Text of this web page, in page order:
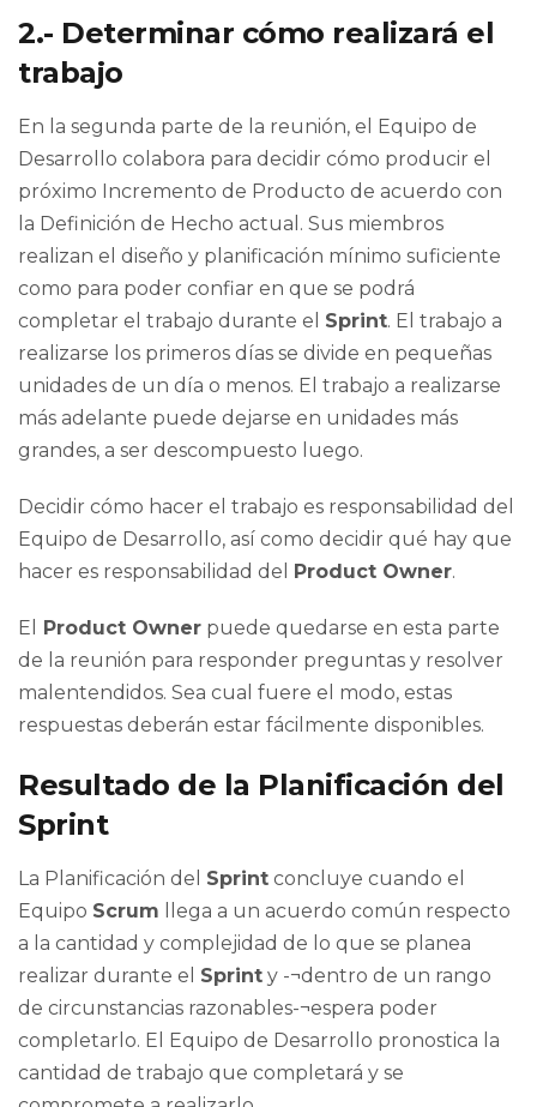
2.- Determinar cómo realizará el
trabajo
En la segunda parte de la reunión, el Equipo de
Desarrollo colabora para decidir cómo producir el
próximo Incremento de Producto de acuerdo con
la Definición de Hecho actual. Sus miembros
realizan el diseño y planificación mínimo suficiente
como para poder confiar en que se podrá
completar el trabajo durante el Sprint. El trabajo a
realizarse los primeros días se divide en pequeñas
unidades de un día o menos. El trabajo a realizarse
más adelante puede dejarse en unidades más
grandes, a ser descompuesto luego.
Decidir cómo hacer el trabajo es responsabilidad del
Equipo de Desarrollo, así como decidir qué hay que
hacer es responsabilidad del Product Owner.
El Product Owner puede quedarse en esta parte
de la reunión para responder preguntas y resolver
malentendidos. Sea cual fuere el modo, estas
respuestas deberán estar fácilmente disponibles.
Resultado de la Planificación del
Sprint
La Planificación del Sprint concluye cuando el
Equipo Scrum llega a un acuerdo común respecto
a la cantidad y complejidad de lo que se planea
realizar durante el Sprint y -¬dentro de un rango
de circunstancias razonables-¬espera poder
completarlo. El Equipo de Desarrollo pronostica la
cantidad de trabajo que completará y se